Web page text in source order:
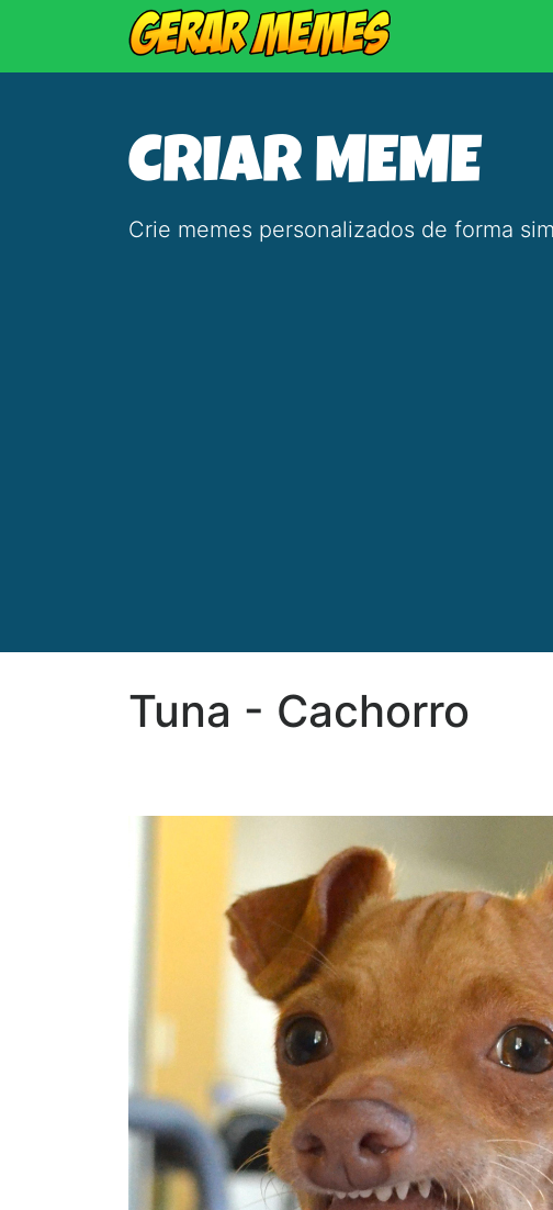
CRIAR MEME
Crie memes personalizados de forma
Tuna - Cachorro